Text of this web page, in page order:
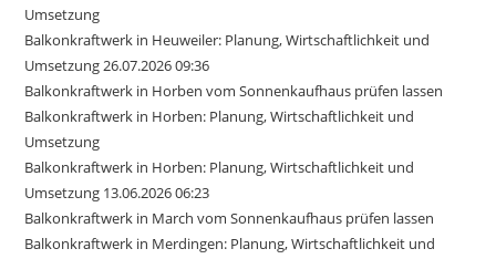
Umsetzung
Balkonkraftwerk in Heuweiler: Planung, Wirtschaftlichkeit und
Umsetzung 26.07.2026 09:36
Balkonkraftwerk in Horben vom Sonnenkaufhaus prüfen lassen
Balkonkraftwerk in Horben: Planung, Wirtschaftlichkeit und
Umsetzung
Balkonkraftwerk in Horben: Planung, Wirtschaftlichkeit und
Umsetzung 13.06.2026 06:23
Balkonkraftwerk in March vom Sonnenkaufhaus prüfen lassen
Balkonkraftwerk in Merdingen: Planung, Wirtschaftlichkeit und